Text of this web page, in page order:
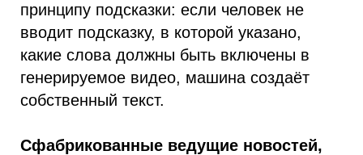
принципу подсказки: если человек не
вводит подсказку, в которой указано,
какие слова должны быть включены в
генерируемое видео, машина создаёт
собственный текст.
Сфабрикованные ведущие новостей,